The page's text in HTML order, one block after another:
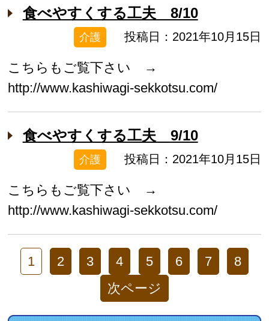
食べやすくする工夫 8/10
介護 投稿日：2021年10月15日
こちらもご覧下さい →
http://www.kashiwagi-sekkotsu.com/
食べやすくする工夫 9/10
介護 投稿日：2021年10月15日
こちらもご覧下さい →
http://www.kashiwagi-sekkotsu.com/
1 2 3 4 5 6 7
8
次ページ